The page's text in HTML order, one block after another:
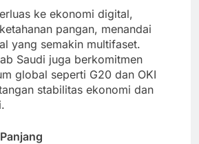
ke ekonomi digital,
pangan, menandai
yang semakin multifaset.
Saudi juga berkomitmen
global seperti G20 dan OKI
stabilitas ekonomi dan